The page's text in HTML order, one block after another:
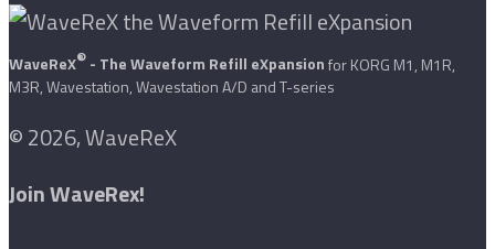
WaveReX® - The Waveform Refill eXpansionfor KORG M1, M1R,
M3R, Wavestation, Wavestation A/D and T-series
© 2026, WaveReX
Join WaveRex!